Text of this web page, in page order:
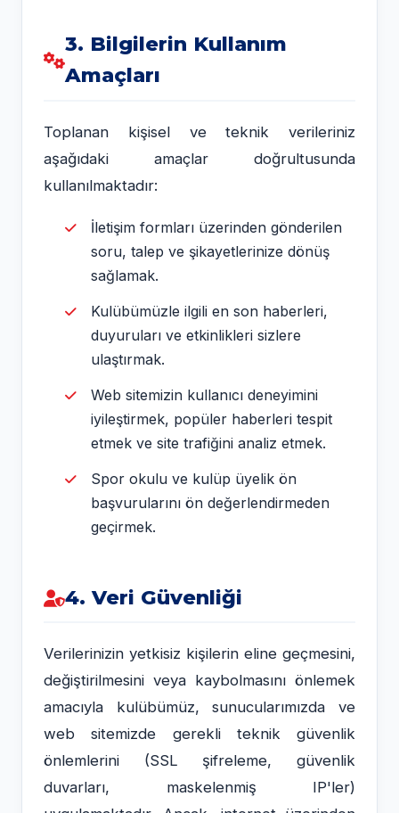
3. Bilgilerin Kullanım
Amaçları
Toplanan kişisel ve teknik verileriniz
aşağıdaki amaçlar doğrultusunda
kullanılmaktadır:
İletişim formları üzerinden gönderilen
soru, talep ve şikayetlerinize dönüş
sağlamak.
Kulübümüzle ilgili en son haberleri,
duyuruları ve etkinlikleri sizlere
ulaştırmak.
Web sitemizin kullanıcı deneyimini
iyileştirmek, popüler haberleri tespit
etmek ve site trafiğini analiz etmek.
Spor okulu ve kulüp üyelik ön
başvurularını ön değerlendirmeden
geçirmek.
4. Veri Güvenliği
Verilerinizin yetkisiz kişilerin eline geçmesini,
değiştirilmesini veya kaybolmasını önlemek
amacıyla kulübümüz, sunucularımızda ve
web sitemizde gerekli teknik güvenlik
önlemlerini (SSL şifreleme, güvenlik
duvarları, maskelenmiş IP'ler)